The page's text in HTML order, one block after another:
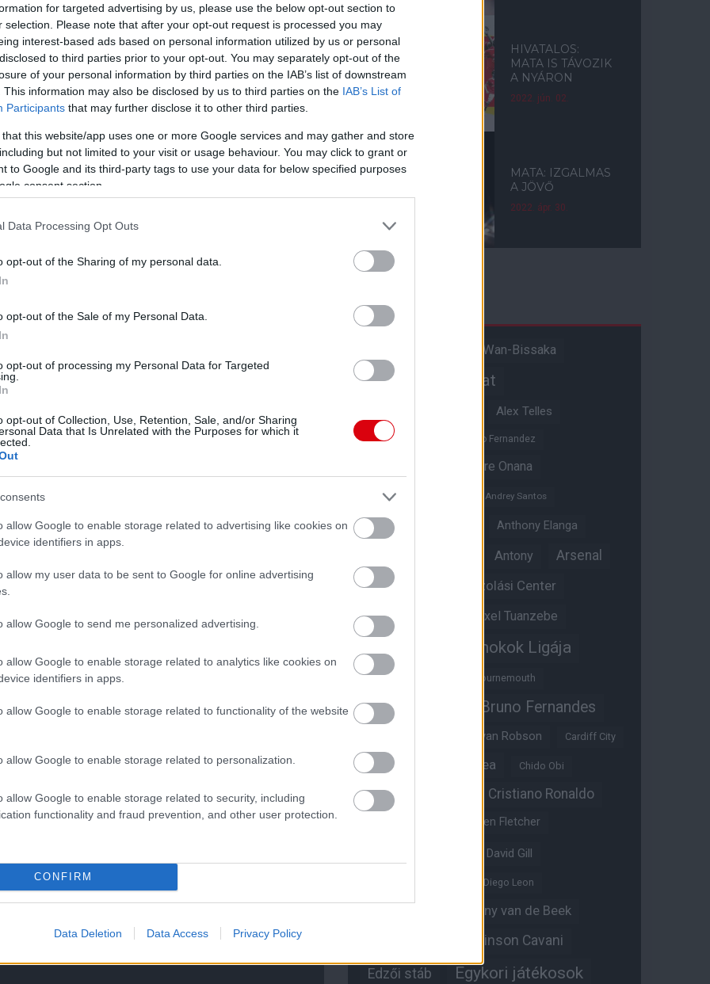
for targeted advertising by us, please use the below opt-out section to
selection. Please note that after your opt-out request is processed you may
interest-based ads based on personal information utilized by us or personal
to third parties prior to your opt-out. You may separately opt-out of the
of your personal information by third parties on the IAB’s list of downstream
This information may also be disclosed by us to third parties on the IAB’s List of
Participants that may further disclose it to other third parties.
that this website/app uses one or more Google services and may gather and store
but not limited to your visit or usage behaviour. You may click to grant or
to Google and its third-party tags to use your data for below specified purposes
consent section.
Data Processing Opt Outs
opt-out of the Sharing of my personal data.
opt-out of the Sale of my Personal Data.
opt-out of processing my Personal Data for Targeted
opt-out of Collection, Use, Retention, Sale, and/or Sharing
Data that Is Unrelated with the Purposes for which it
allow Google to enable storage related to advertising like cookies on
identifiers in apps.
allow my user data to be sent to Google for online advertising
allow Google to send me personalized advertising.
allow Google to enable storage related to analytics like cookies on
identifiers in apps.
allow Google to enable storage related to functionality of the website
allow Google to enable storage related to personalization.
allow Google to enable storage related to security, including
functionality and fraud prevention, and other user protection.
CONFIRM
Data Deletion Data Access Privacy Policy
első idegenbeli meccsére, a Brighton elleni
voltam, lehetőségem volt arra, hogy sok dolgot
a családomat és a barátaimat és elmentem olyan
embert is megismerhettem. Sokat tanultam
a Common Goallal), mely Bogotában
csodás nyaralása volt, vagy még
mint mindig! A legjobbakat mindenkinek,
on is!
működését!
HIVATALOS:
MATA IS TÁVOZIK
A NYÁRON
2022. jún. 02.
MATA: IZGALMAS
A JÖVŐ
2022. ápr. 30.
Aaron Wan-Bissaka
Akadémiai csapat
Alex Telles
Altay Bayindir Alvaro Fernandez
Andre Onana
Andreas Pereira
Andrey Santos
Angol válogatott Anthony Elanga
Antony Arsenal
Aston Villa Átigazolási Center
Átigazolások Axel Tuanzebe
Bajnokok Ligája
Benjamin Sesko Bournemouth
Brandon Williams Bruno Fernandes
Bryan Robson Cardiff City
Casemiro Chelsea Chido Obi
Christian Eriksen Cristiano Ronaldo
Darren Fletcher
David Gill
Diego Leon
Donny van de Beek
Edinson Cavani
Edzői stáb Egykori játékosok